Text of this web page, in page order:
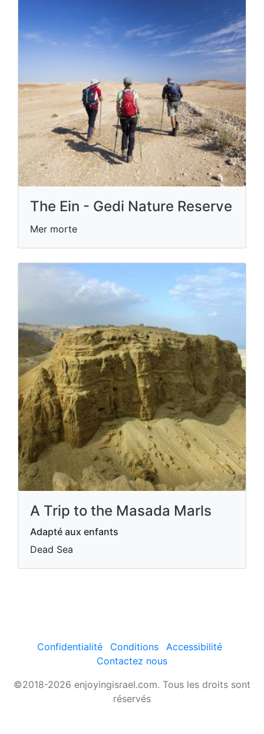
The Ein - Gedi Nature Reserve
Mer morte
A Trip to the Masada Marls
Adapté aux enfants
Dead Sea
Confidentialité Conditions
Accessibilité
Contactez nous
©2018-2026 enjoyingisrael.com. Tous les droits sont
réservés